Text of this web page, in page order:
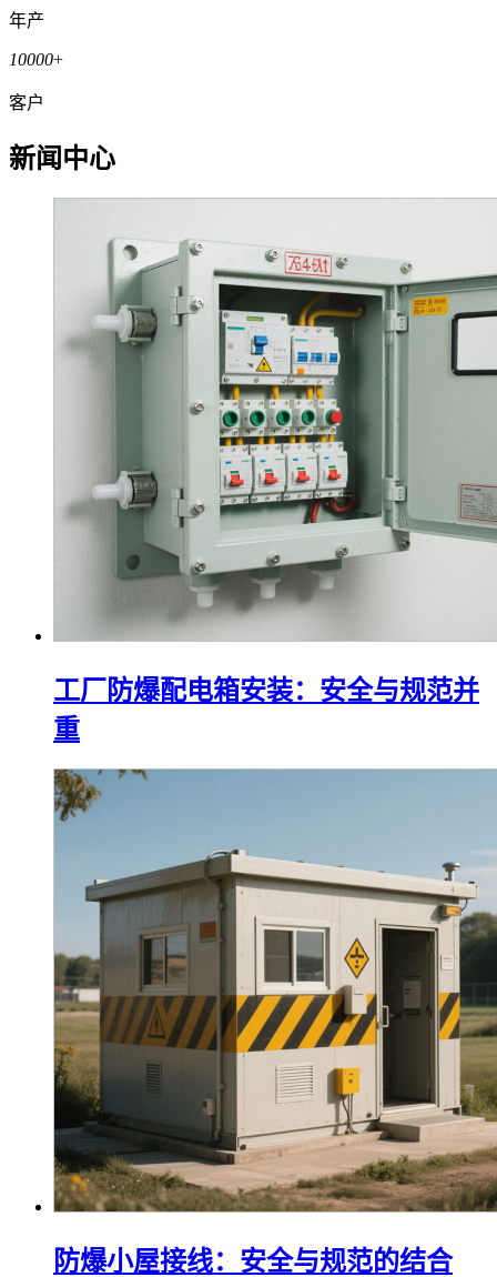
年产
10000+
客户
新闻中心
工厂防爆配电箱安装：安全与规范并
重
防爆小屋接线：安全与规范的结合